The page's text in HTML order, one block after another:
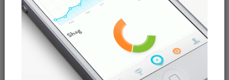
ما را در شبکه‌های اجتماعی دنبال کنید: